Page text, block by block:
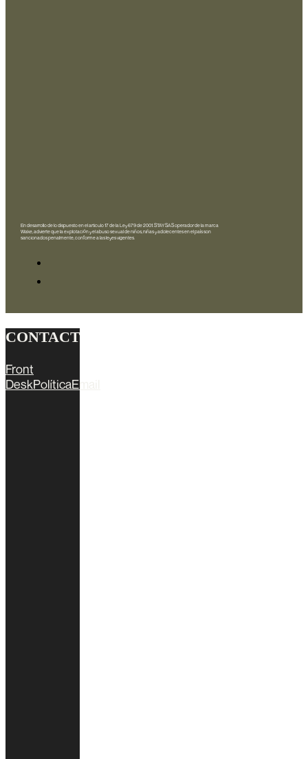
En desarrollo de lo dispuesto en el articulo 17 de la Ley 679 de 2001. STAY SAS operador de la marca
Wake, advierte que la explotación y el abuso sexual de niños, niñas y adolecentes en el país son
sancionados penalmente, conforme a las leyes vigentes.
CONTACT
Front
DeskPolíticaEmail